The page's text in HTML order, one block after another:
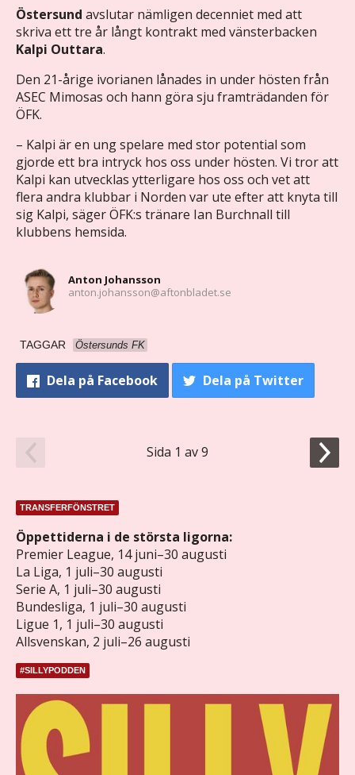
Östersund avslutar nämligen decenniet med att
skriva ett tre år långt kontrakt med vänsterbacken
Kalpi Outtara.
Den 21-årige ivorianen lånades in under hösten från
ASEC Mimosas och hann göra sju framträdanden för
ÖFK.
– Kalpi är en ung spelare med stor potential som
gjorde ett bra intryck hos oss under hösten. Vi tror att
Kalpi kan utvecklas ytterligare hos oss och vet att
flera andra klubbar i Norden var ute efter att knyta till
sig Kalpi, säger ÖFK:s tränare Ian Burchnall till
klubbens hemsida.
Anton Johansson
anton.johansson@aftonbladet.se
TAGGAR Östersunds FK
Dela på Facebook Dela på Twitter
Sida 1 av 9
TRANSFERFÖNSTRET
Öppettiderna i de största ligorna:
Premier League, 14 juni–30 augusti
La Liga, 1 juli–30 augusti
Serie A, 1 juli–30 augusti
Bundesliga, 1 juli–30 augusti
Ligue 1, 1 juli–30 augusti
Allsvenskan, 2 juli–26 augusti
#SILLYPODDEN